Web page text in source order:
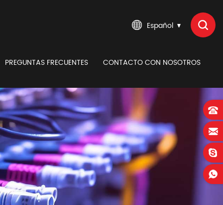
Español
PREGUNTAS FRECUENTES CONTACTO CON NOSOTROS